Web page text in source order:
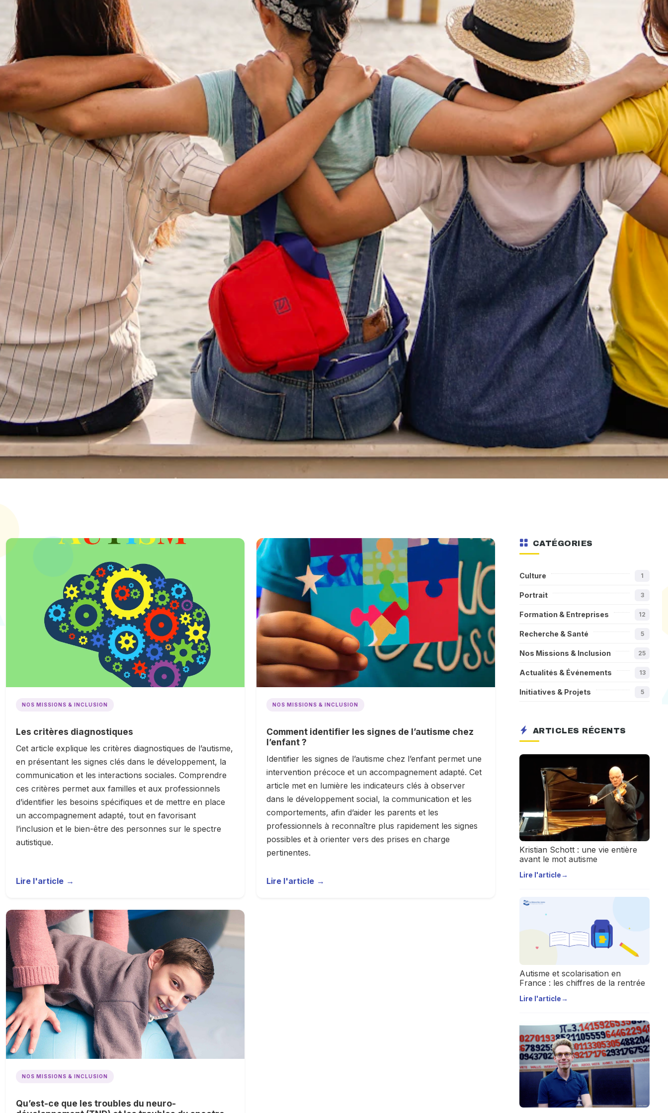
NOS MISSIONS & INCLUSION
Les critères diagnostiques
Cet article explique les critères diagnostiques de l’autisme,
en présentant les signes clés dans le développement, la
communication et les interactions sociales. Comprendre
ces critères permet aux familles et aux professionnels
d’identifier les besoins spécifiques et de mettre en place
un accompagnement adapté, tout en favorisant
l’inclusion et le bien-être des personnes sur le spectre
autistique.
Lire l'article →
NOS MISSIONS & INCLUSION
Comment identifier les signes de l’autisme chez
l’enfant ?
Identifier les signes de l’autisme chez l’enfant permet une
intervention précoce et un accompagnement adapté. Cet
article met en lumière les indicateurs clés à observer
dans le développement social, la communication et les
comportements, afin d’aider les parents et les
professionnels à reconnaître plus rapidement les signes
possibles et à orienter vers des prises en charge
pertinentes.
Lire l'article →
NOS MISSIONS & INCLUSION
Qu’est-ce que les troubles du neuro-
CATÉGORIES
Culture 1
Portrait 3
Formation & Entreprises 12
Recherche & Santé 5
Nos Missions & Inclusion 25
Actualités & Événements 13
Initiatives & Projets 5
ARTICLES RÉCENTS
Kristian Schott : une vie entière
avant le mot autisme
Lire l'article→
Autisme et scolarisation en
France : les chiffres de la rentrée
Lire l'article→